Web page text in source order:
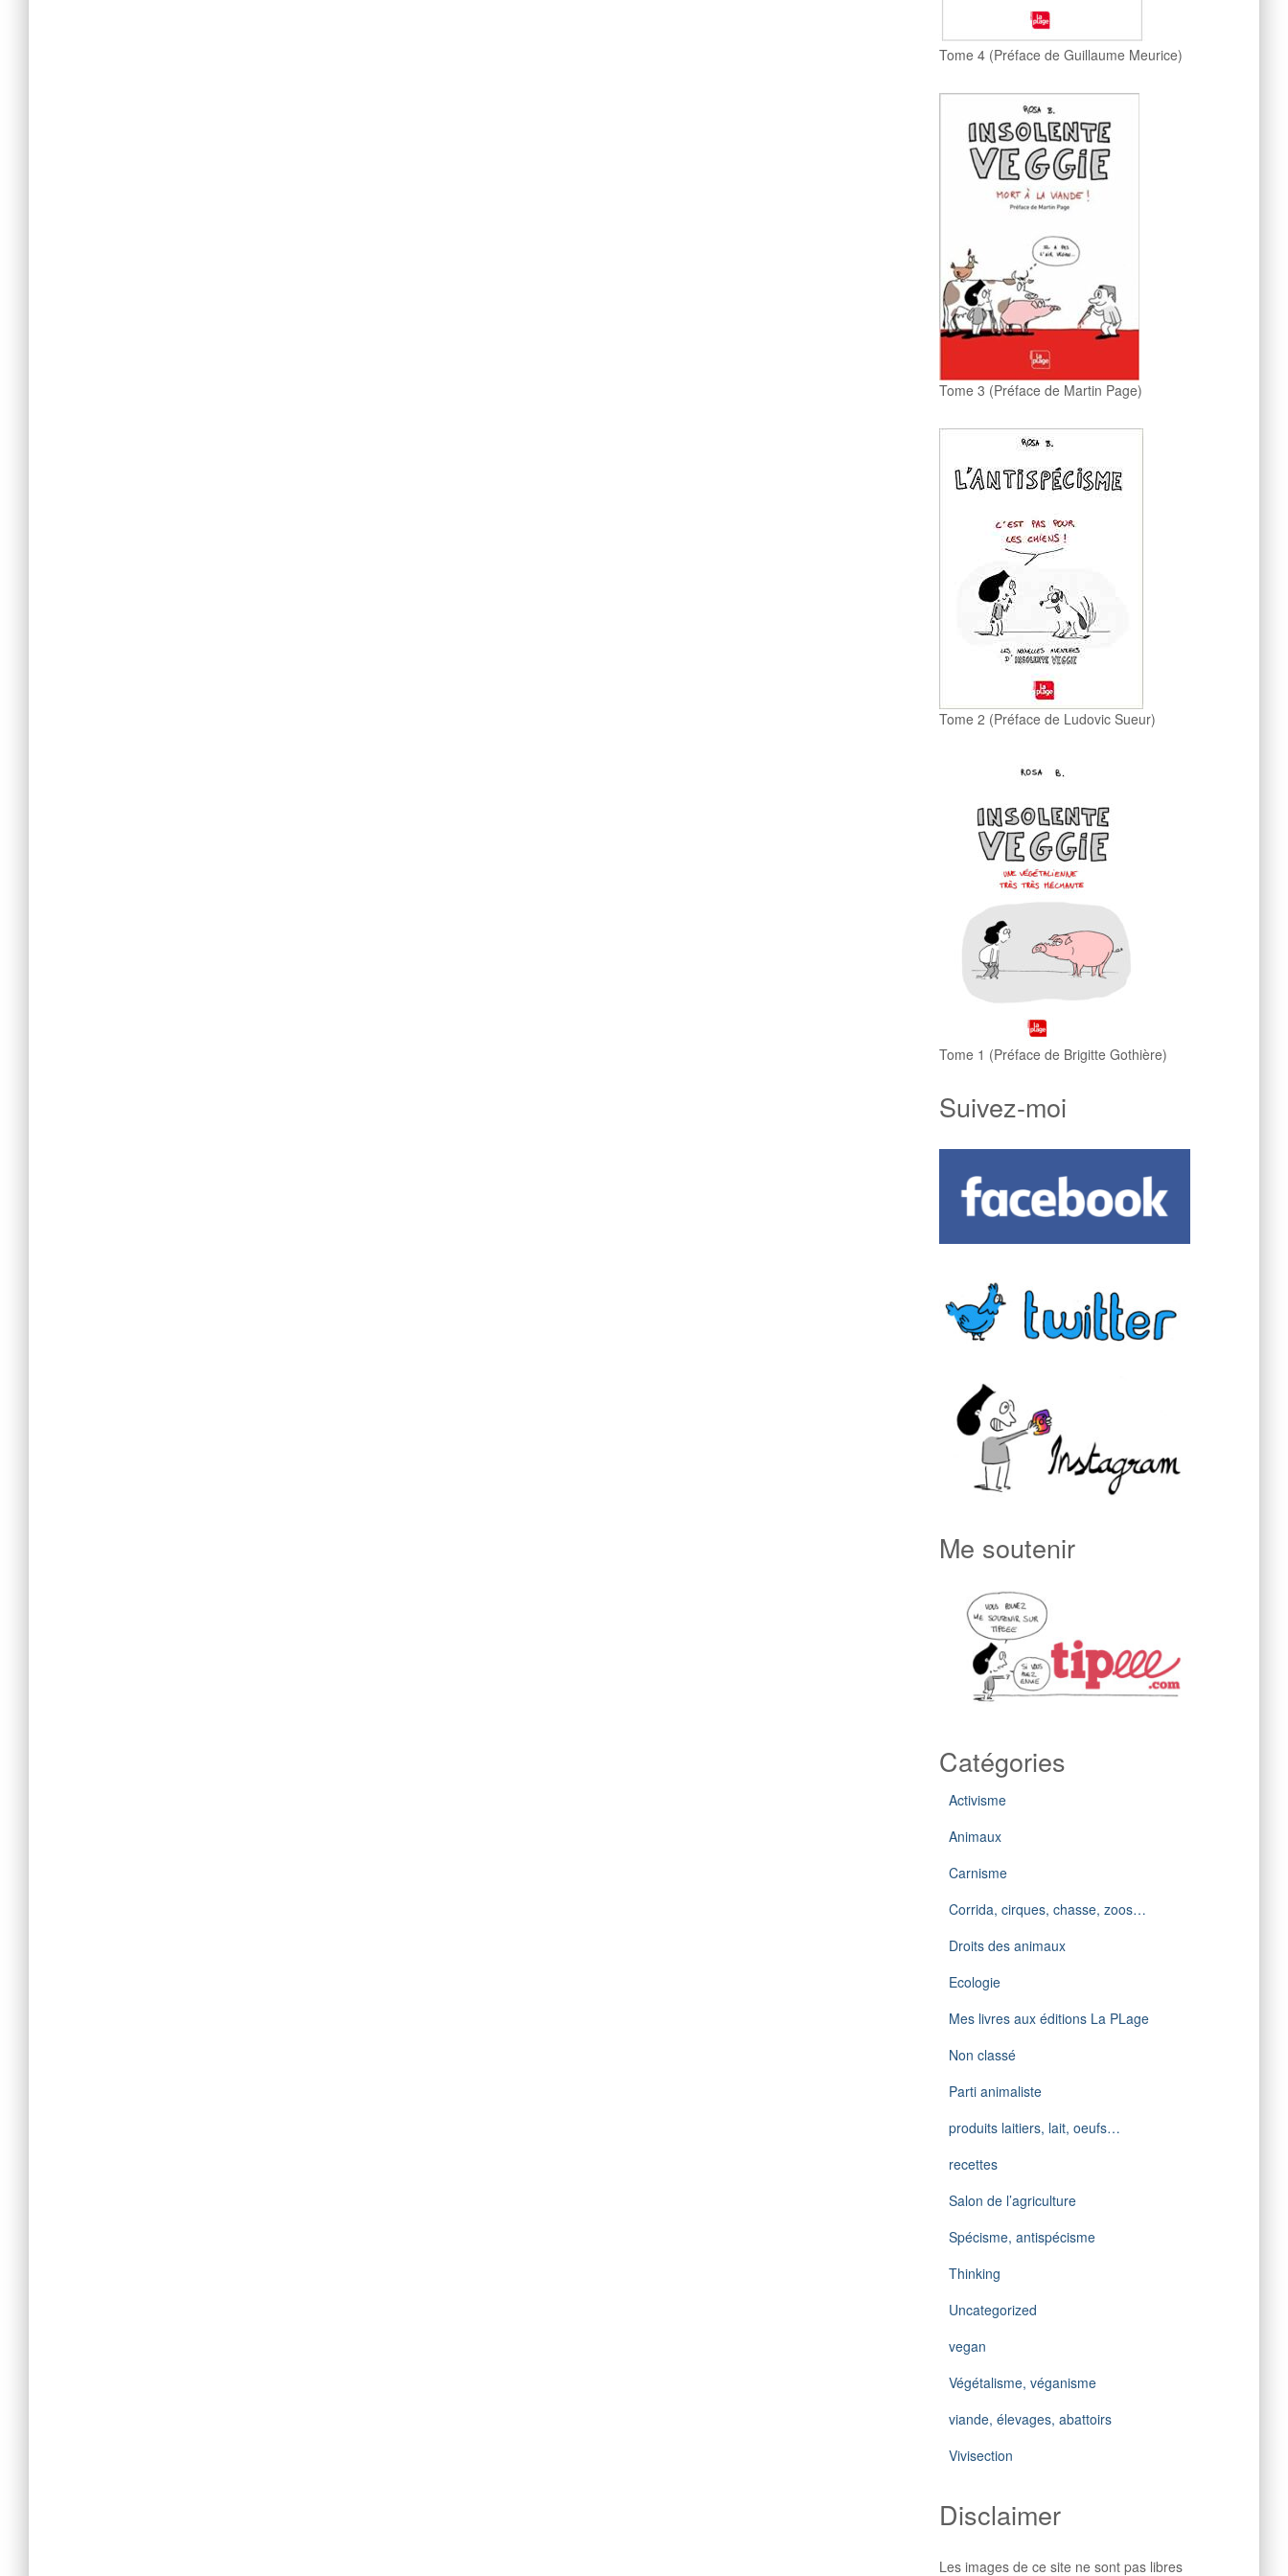
Tome 4 (Préface de Guillaume Meurice)
Tome 3 (Préface de Martin Page)
Tome 2 (Préface de Ludovic Sueur)
Tome 1 (Préface de Brigitte Gothière)
Suivez-moi
Me soutenir
Catégories
Activisme
Animaux
Carnisme
Corrida, cirques, chasse, zoos…
Droits des animaux
Ecologie
Mes livres aux éditions La PLage
Non classé
Parti animaliste
produits laitiers, lait, oeufs…
recettes
Salon de l’agriculture
Spécisme, antispécisme
Thinking
Uncategorized
vegan
Végétalisme, véganisme
viande, élevages, abattoirs
Vivisection
Disclaimer
Les images de ce site ne sont pas libres